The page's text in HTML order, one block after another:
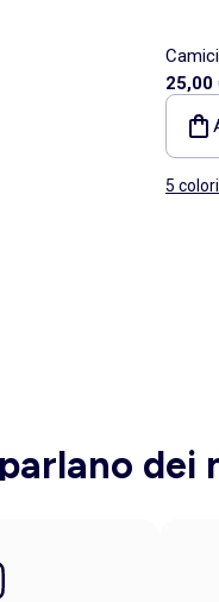
25,00
5 colori
dei